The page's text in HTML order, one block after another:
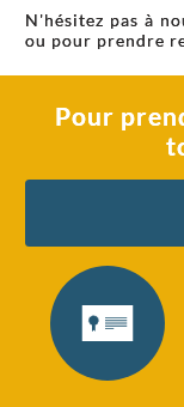
N'hésitez pas à
ou pour prendre
Pour